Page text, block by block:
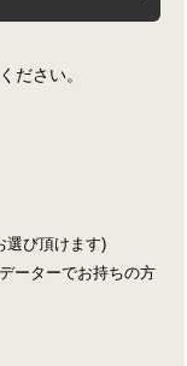
ださい。
選び頂けます)
ーターでお持ちの方